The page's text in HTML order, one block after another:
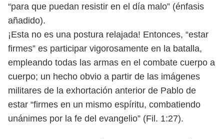
“para que puedan resistir en el día malo” (énfasis
añadido).
¡Esta no es una postura relajada! Entonces, “estar
firmes” es participar vigorosamente en la batalla,
empleando todas las armas en el combate cuerpo a
cuerpo; un hecho obvio a partir de las imágenes
militares de la exhortación anterior de Pablo de
estar “firmes en un mismo espíritu, combatiendo
unánimes por la fe del evangelio” (Fil. 1:27).